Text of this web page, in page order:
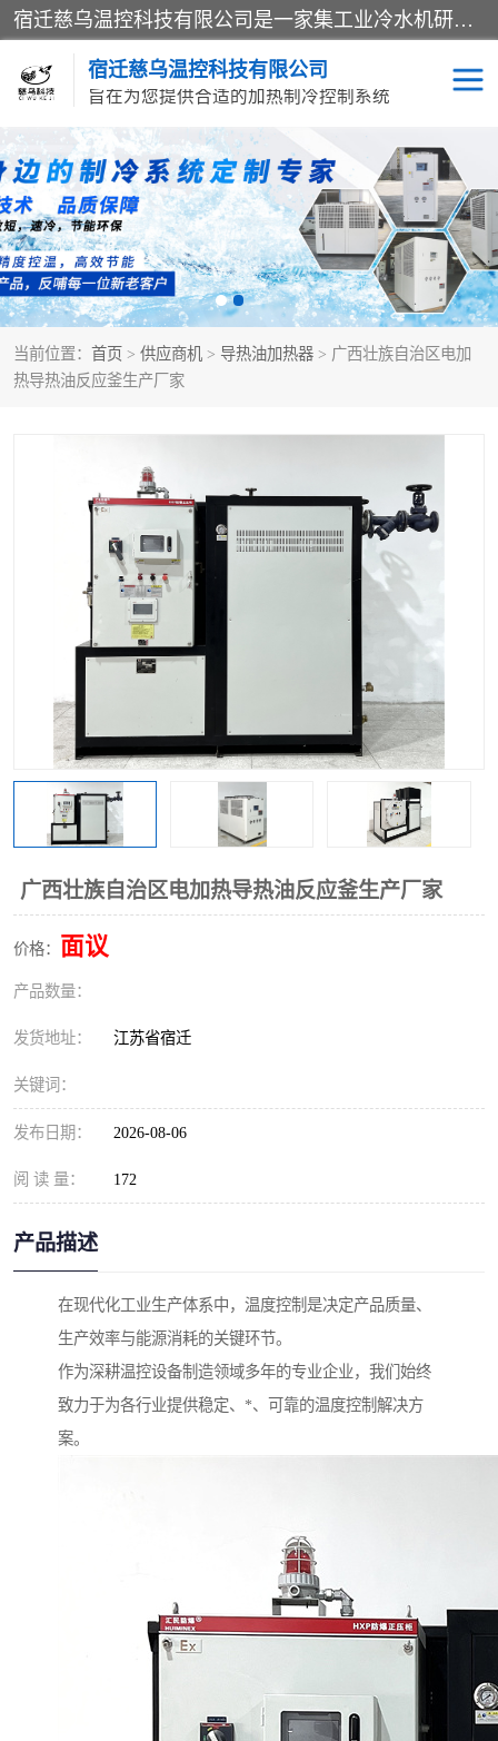
宿迁慈乌温控科技有限公司是一家集工业冷水机研发、制造、营销、服务于一体的技术生产型企业，经营范围包括：冷水机、螺杆式冷水机组、工业冷水机、水冷式冷水机、风冷式冷水机组、风冷螺杆式冷冻机组、冷冻机、注塑专用冷水机、混泥土专用冷水机、低温防爆冷水机组等。专业温控设备供应商 模温机/冷水机/导热油炉定制服务等
宿迁慈乌温控科技有限公司
旨在为您提供合适的加热制冷控制系统
当前位置： 首页 > 供应商机 > 导热油加热器 > 广西壮族自治区电加
热导热油反应釜生产厂家
广西壮族自治区电加热导热油反应釜生产厂家
价格： 面议
产品数量：
发货地址： 江苏省宿迁
关键词：
发布日期： 2026-08-06
阅 读 量： 172
产品描述
在现代化工业生产体系中，温度控制是决定产品质量、
生产效率与能源消耗的关键环节。
作为深耕温控设备制造领域多年的专业企业，我们始终
致力于为各行业提供稳定、*、可靠的温度控制解决方
案。
冷水机 模温机
导热油加热器